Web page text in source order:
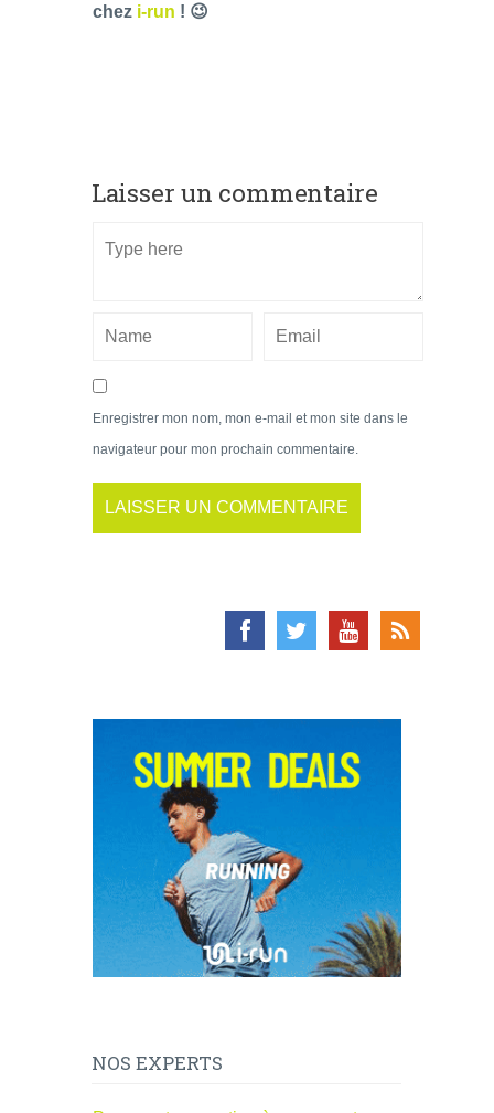
chez i-run ! 😉
Laisser un commentaire
Enregistrer mon nom, mon e-mail et mon site dans le
navigateur pour mon prochain commentaire.
NOS EXPERTS